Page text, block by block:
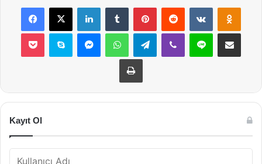
Facebook
X LinkedInTumblr PinterestReddit VKontakte
Pocket Skype MessengerWhatsAppTelegramViber Line E-Posta ile
Yazdır
Kayıt Ol